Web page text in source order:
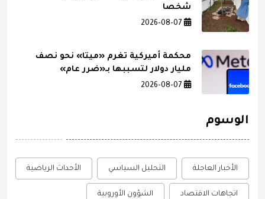
شخصا
محكمة أميركية تغرم «ميتا» نحو نصف
مليار دولار لتسببها بـ«ضرر عام»
الوسوم
الأخبار العاجلة التحليل السياسي الأحداث الرياضية
اتجاهات الاقتصاد الشؤون الأوروبية